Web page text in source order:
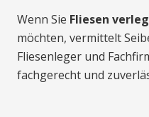
Wenn Sie Fliesen
möchten, vermittelt
Fliesenleger und
fachgerecht und